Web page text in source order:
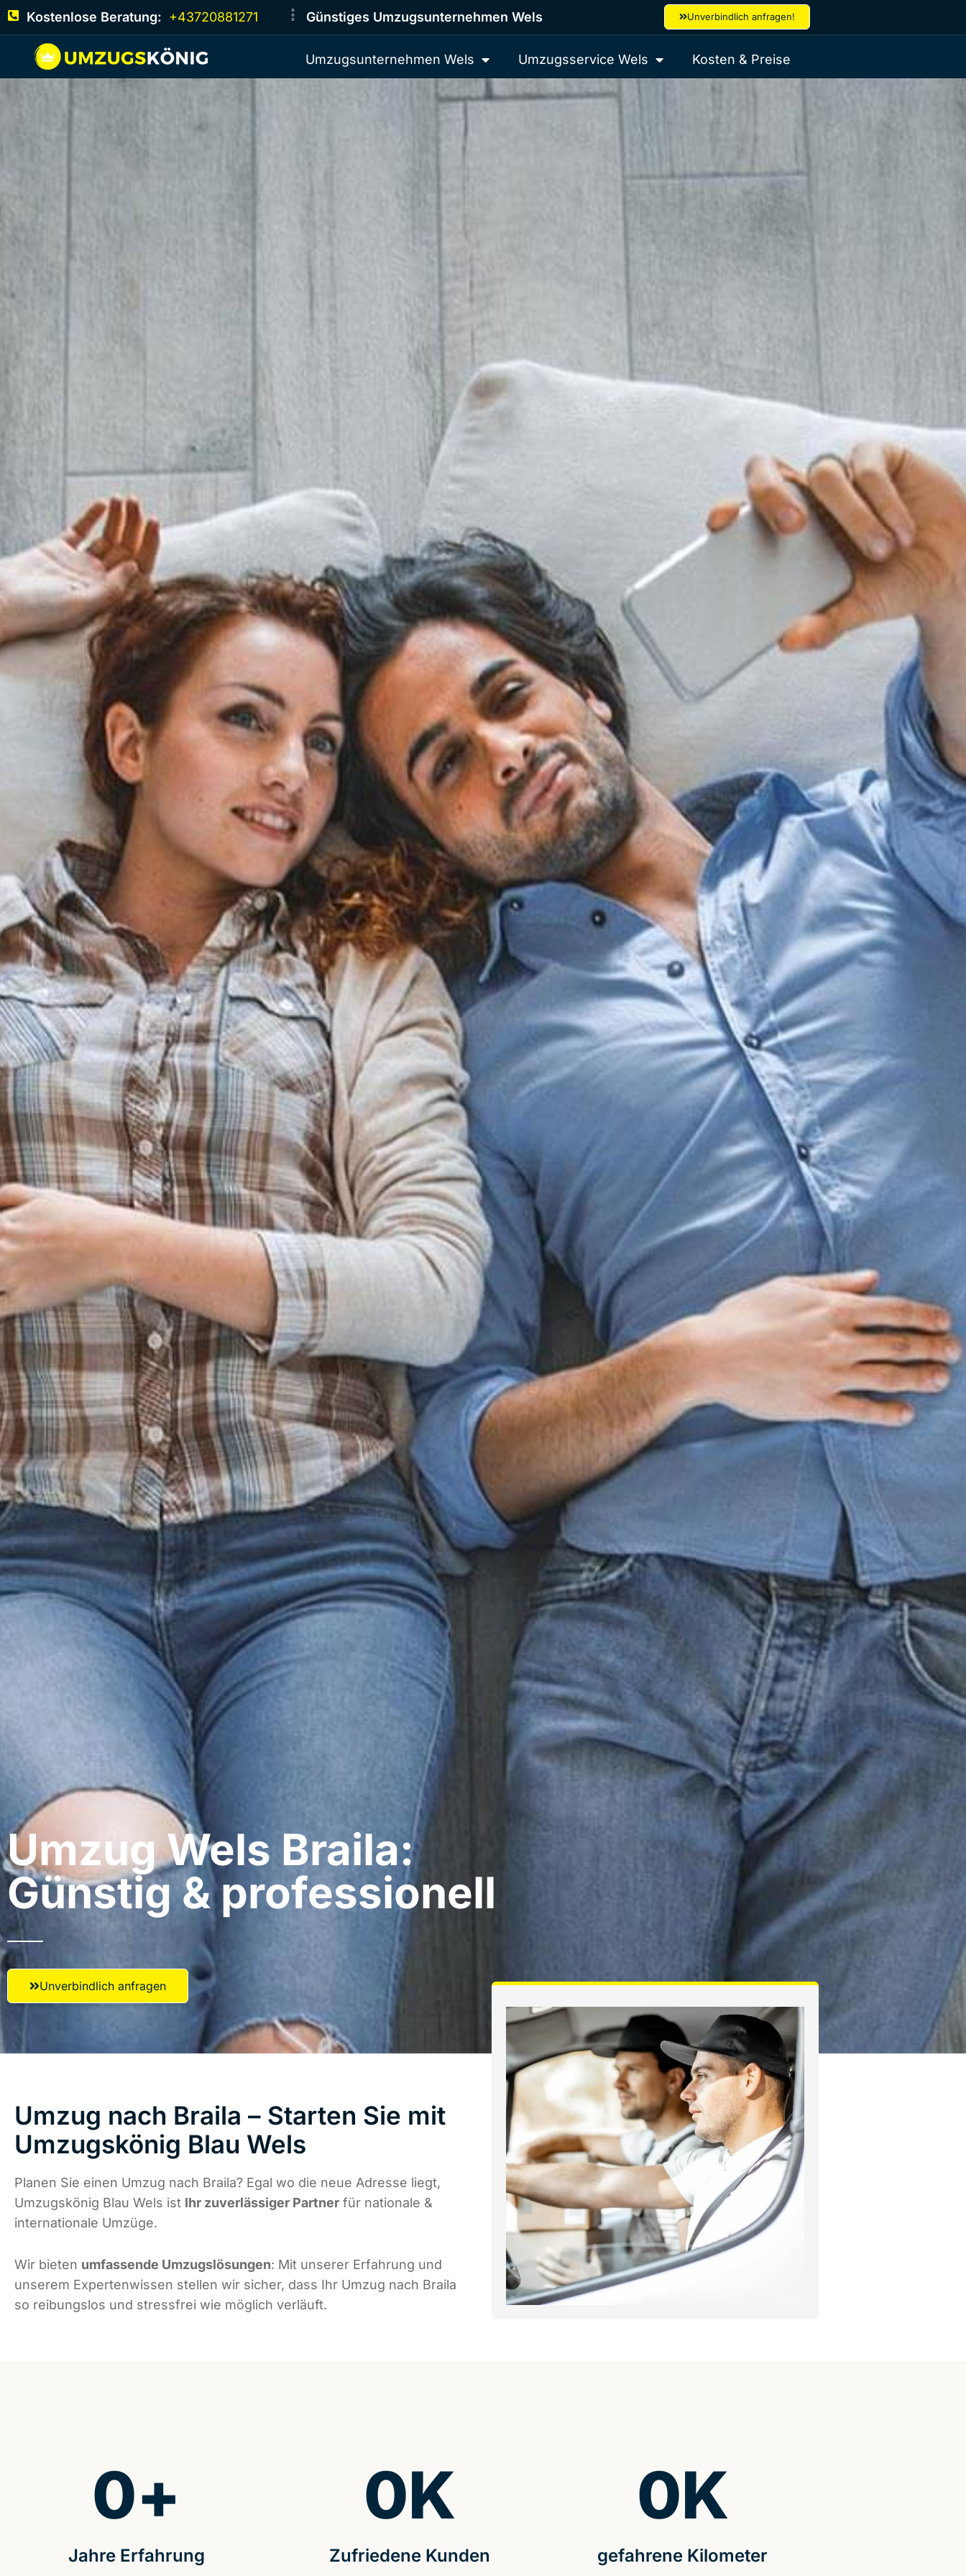
Kostenlose Beratung: +43720881271 Günstiges Umzugsunternehmen Wels Unverbindlich anfragen!
Umzugsunternehmen Wels Umzugsservice Wels Kosten & Preise
Umzug Wels​ Braila:
Günstig & professionell​
Unverbindlich anfragen
Umzug nach Braila – Starten Sie mit
Umzugskönig Blau Wels
Planen Sie einen Umzug nach Braila? Egal wo die neue Adresse liegt,
Umzugskönig Blau Wels ist Ihr zuverlässiger Partner für nationale &
internationale Umzüge.
Wir bieten umfassende Umzugslösungen: Mit unserer Erfahrung und
unserem Expertenwissen stellen wir sicher, dass Ihr Umzug nach Braila
so reibungslos und stressfrei wie möglich verläuft.
Jahre Erfahrung
0+
Zufriedene Kunden
0K
gefahrene Kilometer
0K